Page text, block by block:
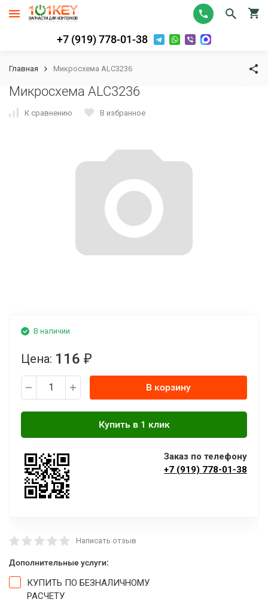
+7 (919) 778-01-38
Главная Микросхема ALC3236
Микросхема ALC3236
К сравнению В избранное
В наличии
Цена: 116 ₽
В корзину
Заказ по телефону
+7 (919) 778-01-38
Написать отзыв
Дополнительные услуги:
КУПИТЬ ПО БЕЗНАЛИЧНОМУ
РАСЧЕТУ